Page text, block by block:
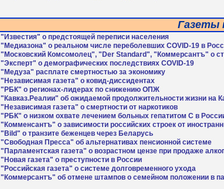
Газеты
"Известия" о предстоящей переписи населения
"Медиазона" о реальном числе переболевших COVID-19 в
"Московский Комсомолец", "Der Standard", "Коммерсантъ" о
"Эксперт" о демографических последствиях COVID-19
"Медуза" расплате смертностью за экономику
"Независимая газета" о ковид-диссидентах
"РБК" о регионах-лидерах по снижению ОПЖ
"Кавказ.Реалии" об ожидаемой продолжительности жизни на
"Независимая газета" о смертности от наркотиков
"РБК" о низком охвате лечением больных гепатитом С в
"Комменсантъ" о зависимости российских строек от
"Bild" о транзите беженцев через Беларусь
"Свободная Пресса" об альтернативах пенсионной системе
"Парламентская газета" о возрастном цензе при продаже
"Новая газета" о преступности в России
"Российская газета" о системе долговременного ухода
"Коммерсантъ" об отмене штампов о семейном положении в